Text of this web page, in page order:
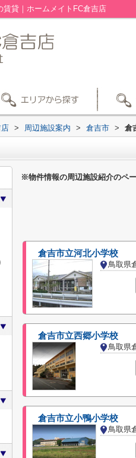
貸｜ホームメイトFC倉吉店
> 周辺施設案内 > 倉吉市 > 倉
※物件情報の周辺施設紹介のペ
倉吉市立河北小学校
鳥取県
倉吉市立西郷小学校
鳥取県
倉吉市立小鴨小学校
鳥取県